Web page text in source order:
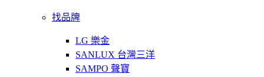
找品牌
LG 樂金
SANLUX 台灣三洋
SAMPO 聲寶